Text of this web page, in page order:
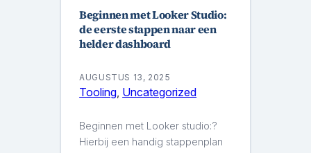
Beginnen met Looker Studio:
de eerste stappen naar een
helder dashboard
AUGUSTUS 13, 2025
Tooling Uncategorized
Beginnen met Looker studio:?
Hierbij een handig stappenplan